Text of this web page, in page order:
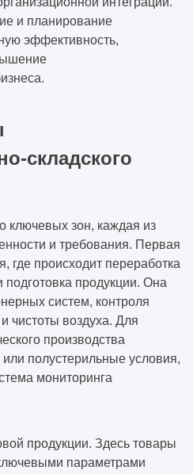
и планирование
эффективность,
ключевых зон, каждая из
и требования. Первая
где происходит переработка
подготовка продукции. Она
систем, контроля
чистоты воздуха. Для
производства
полустерильные условия,
мониторинга
продукции. Здесь товары
параметрами